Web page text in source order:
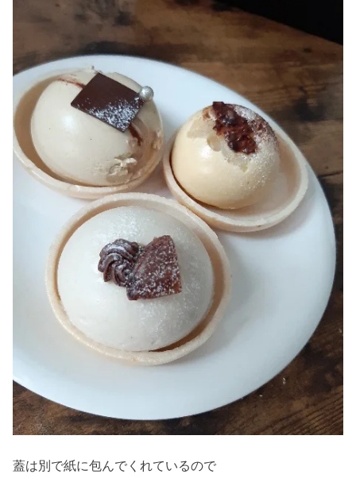
蓋は別で紙に包んでくれているので